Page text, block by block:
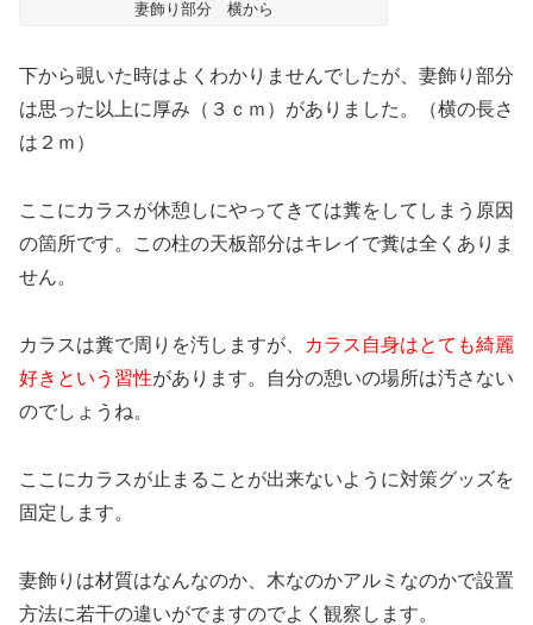
妻飾り部分 横から
下から覗いた時はよくわかりませんでしたが、妻飾り部分
は思った以上に厚み（３ｃｍ）がありました。（横の長さ
は２ｍ）
ここにカラスが休憩しにやってきては糞をしてしまう原因
の箇所です。この柱の天板部分はキレイで糞は全くありま
せん。
カラスは糞で周りを汚しますが、
カラス自身はとても綺麗
好きという習性があります。自分の憩いの場所は汚さない
のでしょうね。
ここにカラスが止まることが出来ないように対策グッズを
固定します。
妻飾りは材質はなんなのか、木なのかアルミなのかで設置
方法に若干の違いがでますのでよく観察します。